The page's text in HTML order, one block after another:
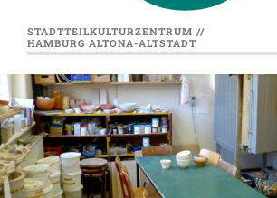
STADTTEILKULTURZENTRUM //
HAMBURG ALTONA-ALTSTADT